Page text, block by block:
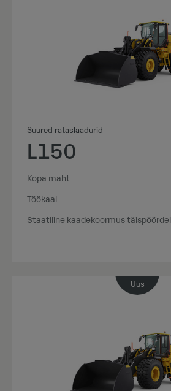
Suured rataslaadurid
L150
Kopa maht
Töökaal
Staatiline kaadekoormus täispöördel
Uus